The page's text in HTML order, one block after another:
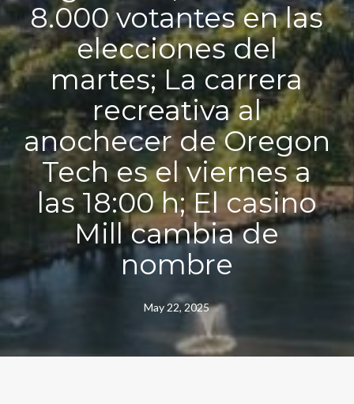
8.000 votantes en las
elecciones del
martes; La carrera
recreativa al
anochecer de Oregon
Tech es el viernes a
las 18:00 h; El casino
Mill cambia de
nombre
May 22, 2025